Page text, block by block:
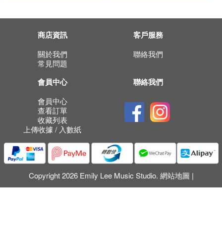
商店資訊
關於我們
常見問題
客戶服務
聯絡我們
會員中心
會員中心
查看訂單
收藏列表
上傳收據 / 入數紙
聯絡我們
Copyright 2026 Emily Lee Music Studio. 網站地圖 |